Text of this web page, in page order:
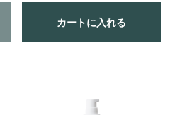
カートに入れる